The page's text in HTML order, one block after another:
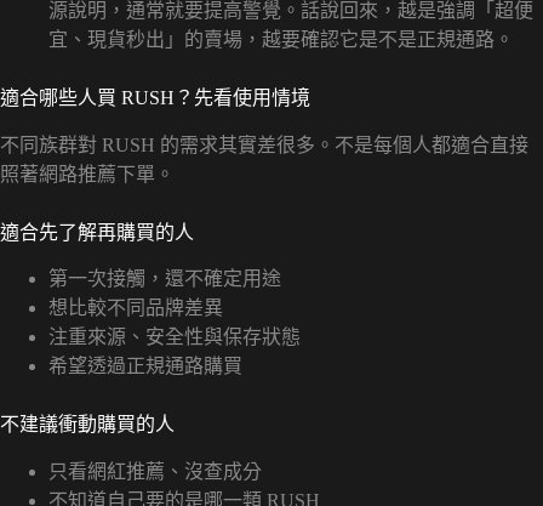
源說明，通常就要提高警覺。話說回來，越是強調「超便
宜、現貨秒出」的賣場，越要確認它是不是正規通路。
適合哪些人買 RUSH？先看使用情境
不同族群對 RUSH 的需求其實差很多。不是每個人都適合直接
照著網路推薦下單。
適合先了解再購買的人
第一次接觸，還不確定用途
想比較不同品牌差異
注重來源、安全性與保存狀態
希望透過正規通路購買
不建議衝動購買的人
只看網紅推薦、沒查成分
不知道自己要的是哪一類 RUSH